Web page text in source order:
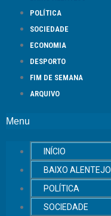
POLÍTICA
SOCIEDADE
ECONOMIA
DESPORTO
FIM DE SEMANA
ARQUIVO
Menu
INÍCIO
BAIXO ALENTEJO
POLÍTICA
SOCIEDADE